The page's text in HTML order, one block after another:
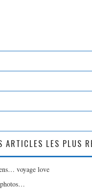
ARTICLES LES PLUS
voyage love